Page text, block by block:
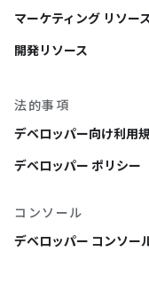
マーケティング リソー
開発リソース
法的事項
デベロッパー向け利用
デベロッパー ポリシー
コンソール
デベロッパー コンソー